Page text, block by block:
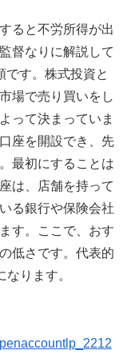
ると不労所得が出
督なりに解説して
です。株式投資と
場で売り買いをし
って決まっていま
座を開設でき、先
最初にすることは
は、店舗を持って
る銀行や保険会社
す。ここで、おす
低さです。代表的
ります。